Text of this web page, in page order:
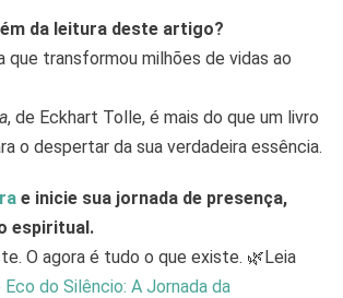
da leitura deste artigo?
que transformou milhões de vidas ao
, de Eckhart Tolle, é mais do que um livro
o despertar da sua verdadeira essência.
e inicie sua jornada de presença,
espiritual.
O agora é tudo o que existe. 🌿Leia
Eco do Silêncio: A Jornada da